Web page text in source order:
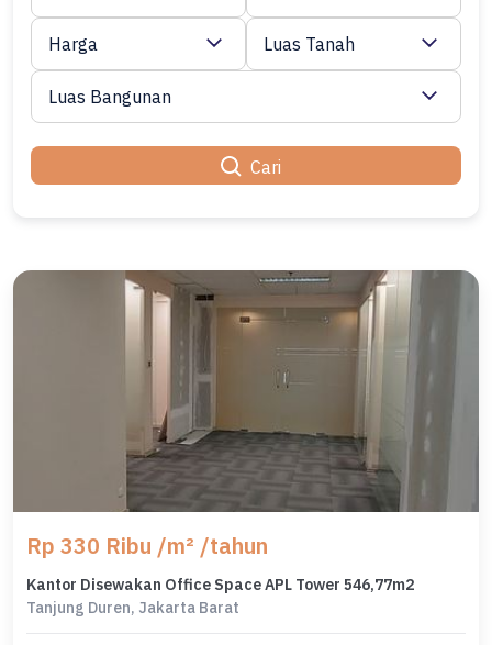
Cari
Harga Luas Tanah
Luas Bangunan
Rp 330 Ribu /m² /tahun
Kantor Disewakan Office Space APL Tower 546,77m2
Tanjung Duren, Jakarta Barat